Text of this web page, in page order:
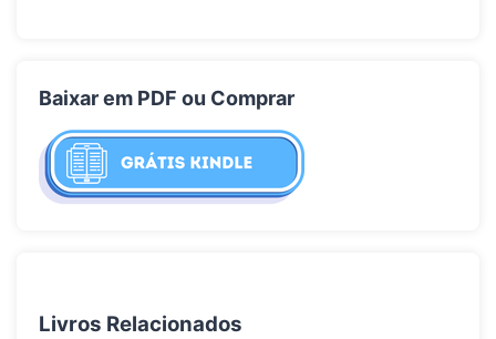
Baixar em PDF ou Comprar
Livros Relacionados